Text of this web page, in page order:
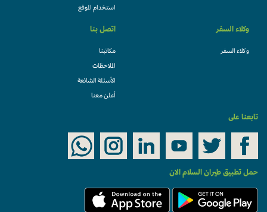
استخدام الموقع
وكلاء السفر
وكلاء السفر
اتصل بنا
مكاتبنا
الملاحظات
الأسئلة الشائعة
أعلن معنا
تابعنا على
حمل تطبيق طيران السلام الان